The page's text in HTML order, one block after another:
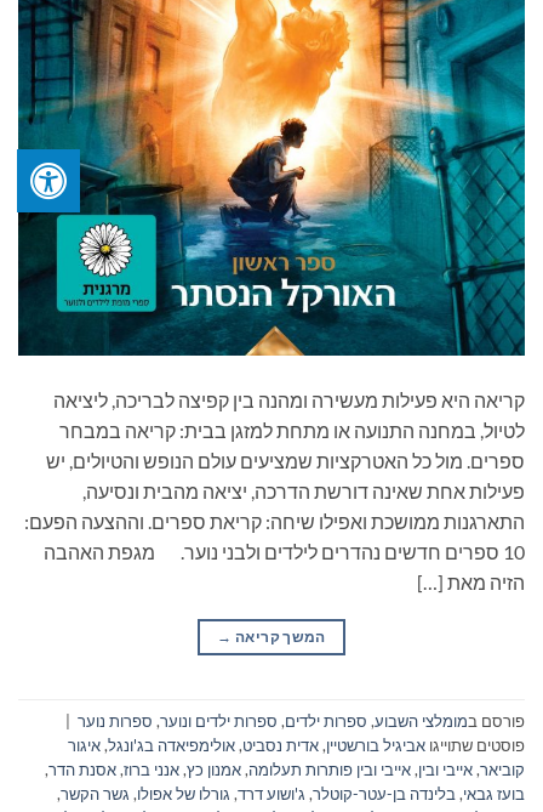
קריאה היא פעילות מעשירה ומהנה בין קפיצה לבריכה, ליציאה
לטיול, במחנה התנועה או מתחת למזגן בבית: קריאה במבחר
ספרים. מול כל האטרקציות שמציעים עולם הנופש והטיולים, יש
פעילות אחת שאינה דורשת הדרכה, יציאה מהבית ונסיעה,
התארגנות ממושכת ואפילו שיחה: קריאת ספרים. וההצעה הפעם:
10 ספרים חדשים נהדרים לילדים ולבני נוער. מגפת האהבה
הזיה מאת […]
המשך קריאה →
פורסם במומלצי השבוע, ספרות ילדים, ספרות ילדים ונוער, ספרות נוער
פוסטים שתוייגו אביגיל בורשטיין,אדית נסביט,אולימפיאדה בג'ונגל,איגור
קוביאר,אייבי ובין,אייבי ובין פותרות תעלומה,אמנון כץ,אנני ברוז,אסנת הדר,
בועז גבאי, בלינדה בן-עטר-קוטלר, ג'ושוע דרד, גורלו של אפולו, גשר הקשר,